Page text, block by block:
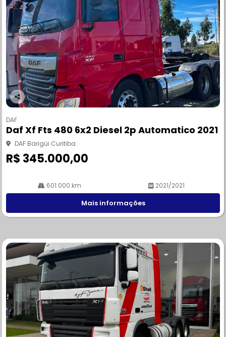
Co
pa
rtil
he
DAF
Daf Xf Fts 480 6x2 Diesel 2p Automatico 2021
DAF Barigüi Curitiba
R$ 345.000,00
601.000 km 2021/2021
Mais informações